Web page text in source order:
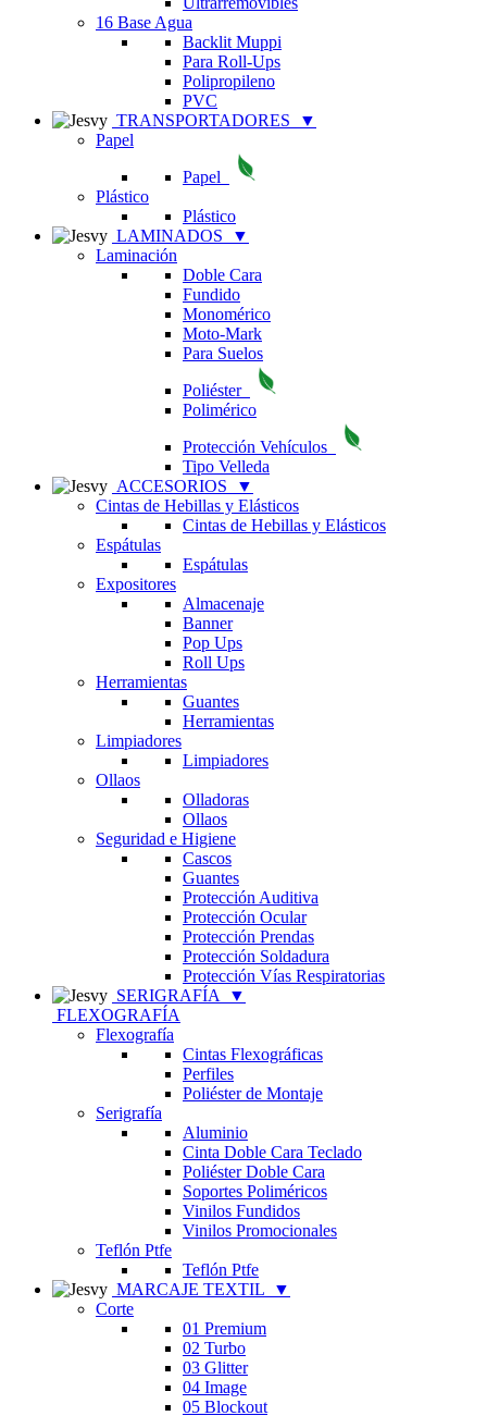
16 Base Agua
Backlit Muppi
Para Roll-Ups
Polipropileno
PVC
TRANSPORTADORES
▼
Papel
Papel
Plástico
Plástico
LAMINADOS
▼
Laminación
Doble Cara
Fundido
Monomérico
Moto-Mark
Para Suelos
Poliéster
Polimérico
Protección Vehículos
Tipo Velleda
ACCESORIOS
▼
Cintas de Hebillas y Elásticos
Cintas de Hebillas y Elásticos
Espátulas
Espátulas
Expositores
Almacenaje
Banner
Pop Ups
Roll Ups
Herramientas
Guantes
Herramientas
Limpiadores
Limpiadores
Ollaos
Olladoras
Ollaos
Seguridad e Higiene
Cascos
Guantes
Protección Auditiva
Protección Ocular
Protección Prendas
Protección Soldadura
Protección Vías Respiratorias
SERIGRAFÍA
▼
FLEXOGRAFÍA
Flexografía
Cintas Flexográficas
Perfiles
Poliéster de Montaje
Serigrafía
Aluminio
Cinta Doble Cara Teclado
Poliéster Doble Cara
Soportes Poliméricos
Vinilos Fundidos
Vinilos Promocionales
Teflón Ptfe
Teflón Ptfe
MARCAJE TEXTIL
▼
Corte
01 Premium
02 Turbo
03 Glitter
04 Image
05 Blockout